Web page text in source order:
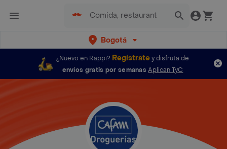
Bogotá
¿Nuevo en Rappi? Regístratey disfruta de
envíos gratis por semanas Aplican TyC